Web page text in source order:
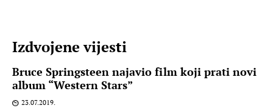
Izdvojene vijesti
Bruce Springsteen najavio film koji prati novi
album “Western Stars”
23.07.2019.